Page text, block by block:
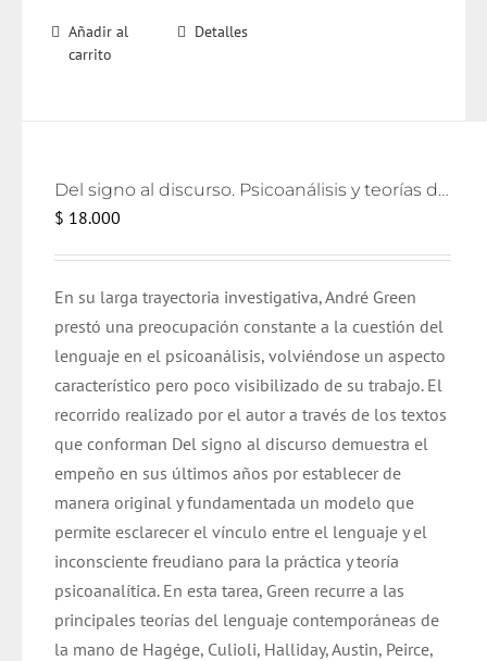
Añadir al
carrito
Detalles
Del signo al discurso. Psicoanálisis y teorías del lenguaje
$ 18.000
En su larga trayectoria investigativa, André Green
prestó una preocupación constante a la cuestión del
lenguaje en el psicoanálisis, volviéndose un aspecto
característico pero poco visibilizado de su trabajo. El
recorrido realizado por el autor a través de los textos
que conforman Del signo al discurso demuestra el
empeño en sus últimos años por establecer de
manera original y fundamentada un modelo que
permite esclarecer el vínculo entre el lenguaje y el
inconsciente freudiano para la práctica y teoría
psicoanalítica. En esta tarea, Green recurre a las
principales teorías del lenguaje contemporáneas de
la mano de Hagége, Culioli, Halliday, Austin, Peirce,